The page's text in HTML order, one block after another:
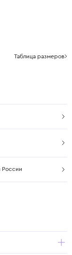
Таблица размеров
России